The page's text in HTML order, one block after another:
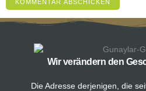
Wir verändern den
Die Adresse derjenigen, die